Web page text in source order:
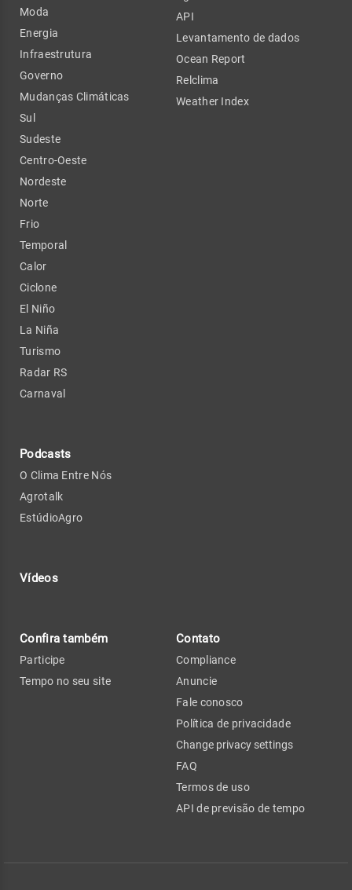
Moda
Energia
Infraestrutura
Governo
Mudanças Climáticas
Sul
Sudeste
Centro-Oeste
Nordeste
Norte
Frio
Temporal
Calor
Ciclone
El Niño
La Niña
Turismo
Radar RS
Carnaval
Podcasts
O Clima Entre Nós
Agrotalk
EstúdioAgro
Vídeos
API
Levantamento de dados
Ocean Report
Relclima
Weather Index
Confira também
Participe
Tempo no seu site
Contato
Compliance
Anuncie
Fale conosco
Política de privacidade
Change privacy settings
FAQ
Termos de uso
API de previsão de tempo